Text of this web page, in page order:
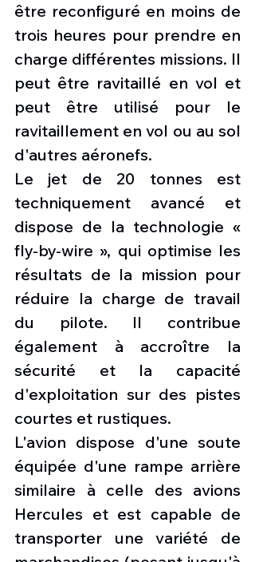
être reconfiguré en moins de
trois heures pour prendre en
charge différentes missions. Il
peut être ravitaillé en vol et
peut être utilisé pour le
ravitaillement en vol ou au sol
d'autres aéronefs.
Le jet de 20 tonnes est
techniquement avancé et
dispose de la technologie «
fly-by-wire », qui optimise les
résultats de la mission pour
réduire la charge de travail
du pilote. Il contribue
également à accroître la
sécurité et la capacité
d'exploitation sur des pistes
courtes et rustiques.
L'avion dispose d'une soute
équipée d'une rampe arrière
similaire à celle des avions
Hercules et est capable de
transporter une variété de